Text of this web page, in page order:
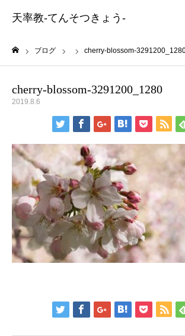
天率教-てんそつきょう-
ブログ cherry-blossom-
cherry-blossom-3291200_1280
2019.8.6